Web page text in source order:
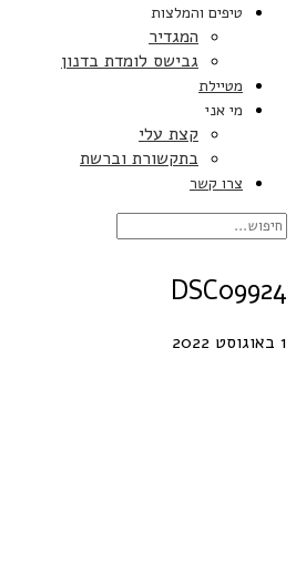
טיפים והמלצות
המגדיר
גבישס לומדת בדנון
מטיילת
מי אני
קצת עלי
בתקשורת וברשת
צרו קשר
DSC09924
1 באוגוסט 2022